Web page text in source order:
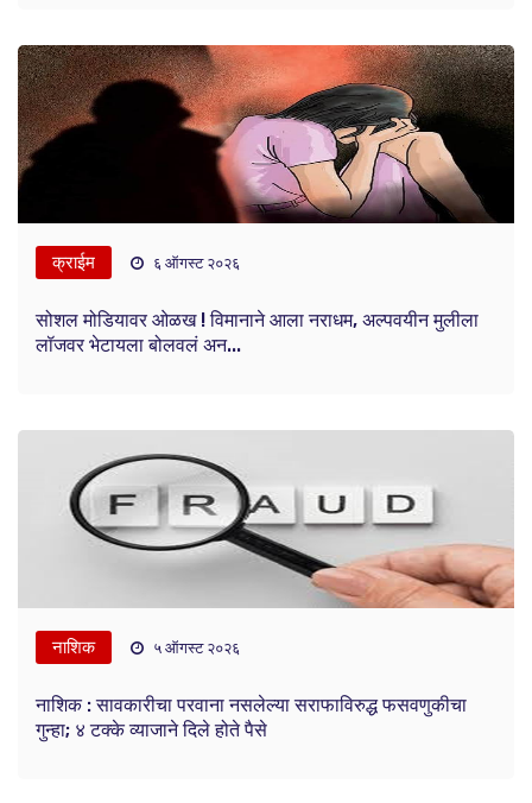
क्राईम ६ ऑगस्ट २०२६
सोशल मोडियावर ओळख ! विमानाने आला नराधम, अल्पवयीन मुलीला
लॉजवर भेटायला बोलवलं अन...
नाशिक ५ ऑगस्ट २०२६
नाशिक : सावकारीचा परवाना नसलेल्या सराफाविरुद्ध फसवणुकीचा
गुन्हा; ४ टक्के व्याजाने दिले होते पैसे